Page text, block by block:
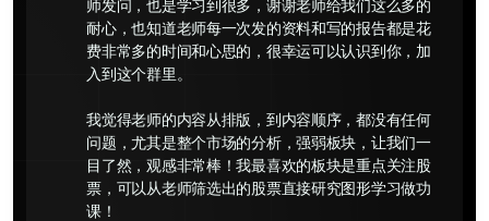
师发问，也是学习到很多，谢谢老师给我们这么多的
耐心，也知道老师每一次发的资料和写的报告都是花
费非常多的时间和心思的，很幸运可以认识到你，加
入到这个群里。
我觉得老师的内容从排版，到内容顺序，都没有任何
问题，尤其是整个市场的分析，强弱板块，让我们一
目了然，观感非常棒！我最喜欢的板块是重点关注股
票，可以从老师筛选出的股票直接研究图形学习做功
课！